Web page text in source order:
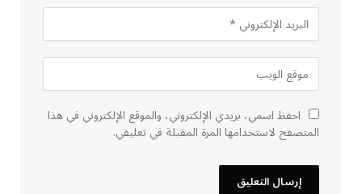
احفظ اسمي، بريدي الإلكتروني، والموقع الإلكتروني في هذا
المتصفح لاستخدامها المرة المقبلة في تعليقي.